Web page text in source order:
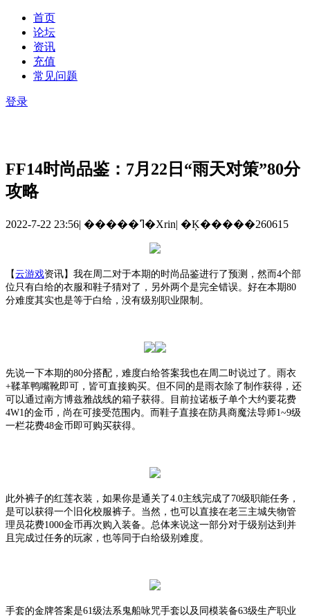
首页
论坛
资讯
充值
常见问题
登录
FF14时尚品鉴：7月22日“雨天对策”80分
攻略
2022-7-22 23:56| �����ߣ�Xrin| �Ķ�����260615
【云游戏资讯】 我在周二对于本期的时尚品鉴进行了预测，然而4个部
位只有白给的衣服和鞋子猜对了，另外两个是完全错误。好在本期80
分难度其实也是等于白给，没有级别职业限制。
先说一下本期的80分搭配，难度白给答案我也在周二时说过了。雨衣
+鞣革鸭嘴靴即可，皆可直接购买。但不同的是雨衣除了制作获得，还
可以通过南方博兹雅战线的箱子获得。目前拉诺板子单个大约要花费
4W1的金币，尚在可接受范围内。而鞋子直接在防具商魔法导师1~9级
一栏花费48金币即可购买获得。
此外裤子的红莲衣装，如果你是通关了4.0主线完成了70级职能任务，
是可以获得一个旧化校服裤子。当然，也可以直接在老三主城失物管
理员花费1000金币再次购入装备。总体来说这一部分对于级别达到并
且完成过任务的玩家，也等同于白给级别难度。
手套的金牌答案是61级法系鬼船咏咒手套以及同模装备63级生产职业